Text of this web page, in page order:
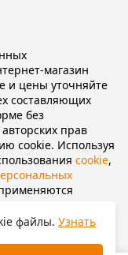
магазин
и цены уточняйте
составляющих
без
прав
cookie. Используя
cookie,
на основе сбора,
к
файлы. Узнать